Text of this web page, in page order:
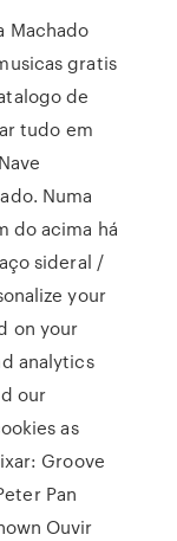
Machado
gratis
de
tudo em
Numa
do acima há
sideral /
your
on your
analytics
our
as
Groove
Pan
Ouvir